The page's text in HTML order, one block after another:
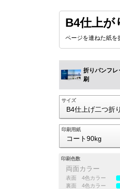
B4仕上が
ページを連ねた紙を
折りパンフレ
刷
サイズ
B4仕上げ二つ折り
印刷用紙
コート90kg
印刷色数
両面カラー
表面
4色カラー
裏面
4色カラー